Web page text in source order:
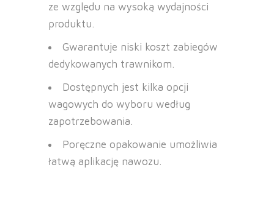
ze względu na wysoką wydajności
produktu.
Gwarantuje niski koszt zabiegów
dedykowanych trawnikom.
Dostępnych jest kilka opcji
wagowych do wyboru według
zapotrzebowania.
Poręczne opakowanie umożliwia
łatwą aplikację nawozu.